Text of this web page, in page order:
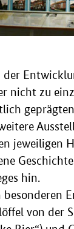
der
nicht zu
jeweiligen
hin.
besonderen
von der